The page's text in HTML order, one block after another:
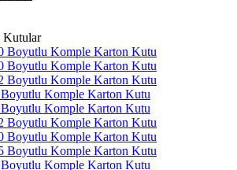
Kutular
Boyutlu Komple Karton Kutu
Boyutlu Komple Karton Kutu
Boyutlu Komple Karton Kutu
Komple Karton Kutu
Komple Karton Kutu
Boyutlu Komple Karton Kutu
Boyutlu Komple Karton Kutu
Boyutlu Komple Karton Kutu
Komple Karton Kutu